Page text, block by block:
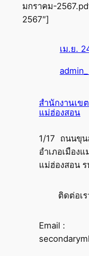
มกราคม-
2567″]
เม.ย.
สำนักงานเข
แม่ฮ่องสอน
1/17 ถนนขุน
อำเภอเมือง
แม่ฮ่องสอน
ติดต่อเ
Email :